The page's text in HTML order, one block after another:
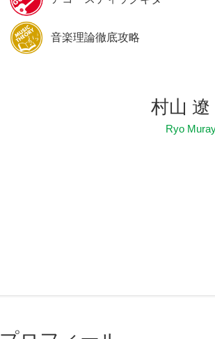
音楽理論徹底攻略
村山 遼
Ryo